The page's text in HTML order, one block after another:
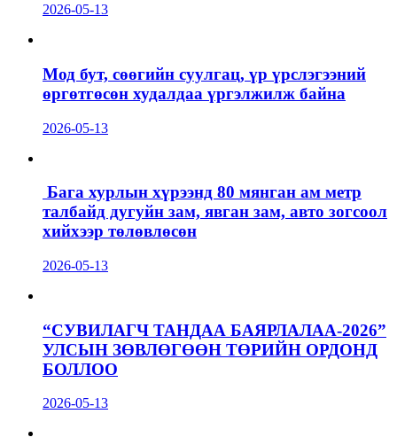
2026-05-13
Мод бут, сөөгийн суулгац, үр үрслэгээний
өргөтгөсөн худалдаа үргэлжилж байна
2026-05-13
Бага хурлын хүрээнд 80 мянган ам метр
талбайд дугуйн зам, явган зам, авто зогсоол
хийхээр төлөвлөсөн
2026-05-13
“СУВИЛАГЧ ТАНДАА БАЯРЛАЛАА-2026”
УЛСЫН ЗӨВЛӨГӨӨН ТӨРИЙН ОРДОНД
БОЛЛОО
2026-05-13